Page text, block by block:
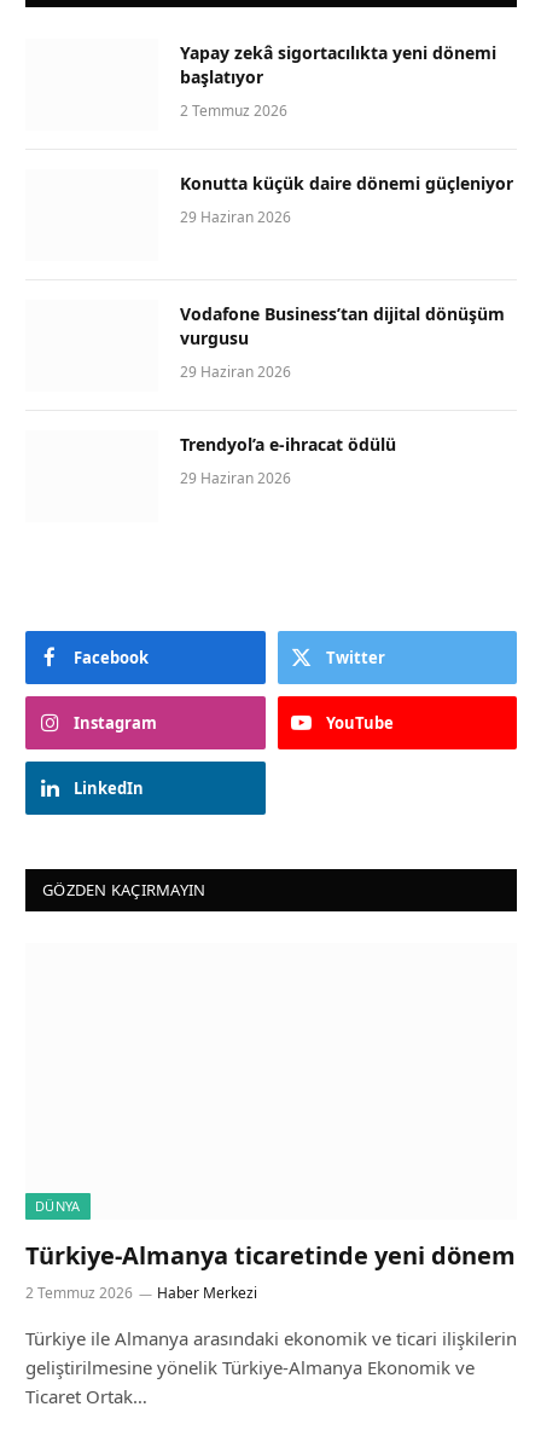
Yapay zekâ sigortacılıkta yeni dönemi
başlatıyor
2 Temmuz 2026
Konutta küçük daire dönemi güçleniyor
29 Haziran 2026
Vodafone Business’tan dijital dönüşüm
vurgusu
29 Haziran 2026
Trendyol’a e-ihracat ödülü
29 Haziran 2026
Facebook Twitter
Instagram YouTube
LinkedIn
GÖZDEN KAÇIRMAYIN
DÜNYA
Türkiye-Almanya ticaretinde yeni dönem
2 Temmuz 2026 Haber Merkezi
Türkiye ile Almanya arasındaki ekonomik ve ticari ilişkilerin
geliştirilmesine yönelik Türkiye-Almanya Ekonomik ve
Ticaret Ortak…